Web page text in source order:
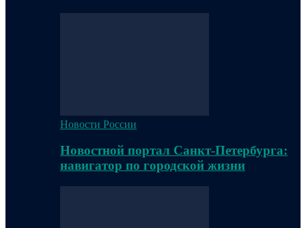
Новости России
Новостной портал Санкт-Петербурга:
навигатор по городской жизни